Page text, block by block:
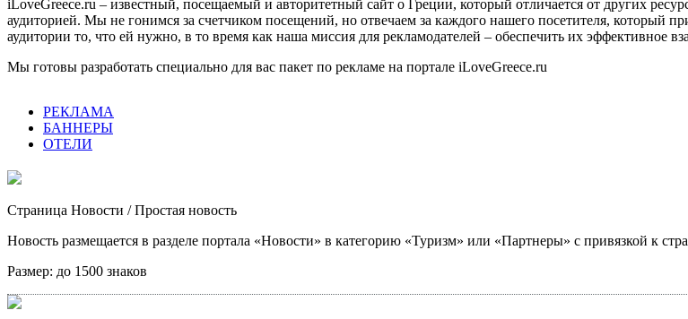
iLoveGreece.ru – известный, посещаемый и авторитетный сайт о Греции, который отличается от других
аудиторией. Мы не гонимся за счетчиком посещений, но отвечаем за каждого нашего посетителя, который
аудитории то, что ей нужно, в то время как наша миссия для рекламодателей – обеспечить их эффективное
Мы готовы разработать специально для вас пакет по рекламе на портале iLoveGreece.ru
РЕКЛАМА
БАННЕРЫ
ОТЕЛИ
Страница Новости / Простая новость
Новость размещается в разделе портала «Новости» в категорию «Туризм» или «Партнеры» с привязкой к
Размер: до 1500 знаков